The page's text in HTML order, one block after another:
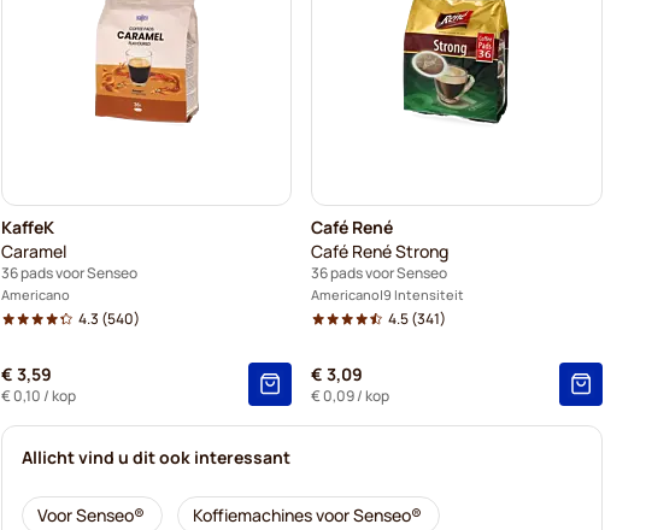
KaffeK
Caramel
36 pads voor Senseo
Americano
4.3 (540)
€ 3,59
€ 0,10 / kop
Café René
Café René Strong
36 pads voor Senseo
Americano 9 Intensiteit
4.5(341)
€ 3,09
€ 0,09/ kop
Allicht vind u dit ook interessant
Voor Senseo® Koffiemachines voor Senseo®